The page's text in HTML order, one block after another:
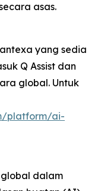
asas.
yang sedia
Q Assist dan
global. Untuk
platform/ai-
dalam